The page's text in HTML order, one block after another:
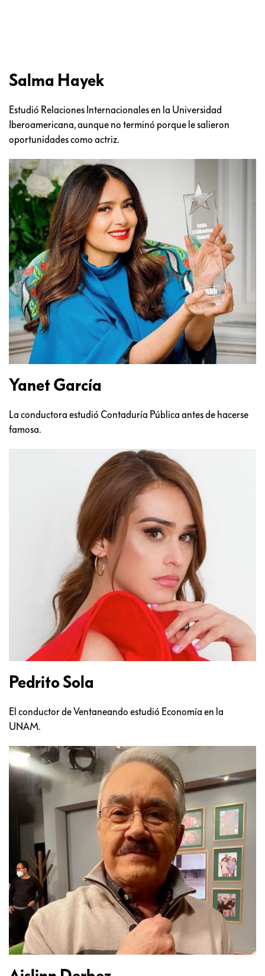
Salma Hayek
Estudió Relaciones Internacionales en la Universidad
Iberoamericana, aunque no terminó porque le salieron
oportunidades como actriz.
Yanet García
La conductora estudió Contaduría Pública antes de hacerse
famosa.
Pedrito Sola
El conductor de Ventaneando estudió Economía en la
UNAM.